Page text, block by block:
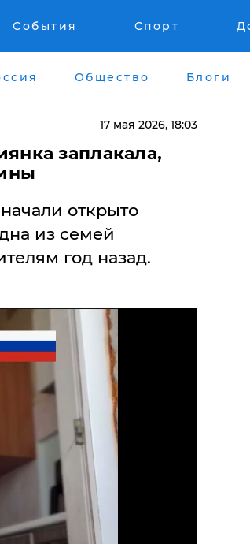
События Спорт
Общество Блоги
17 мая 2026, 18:03
заплакала,
открыто
из семей
год назад.